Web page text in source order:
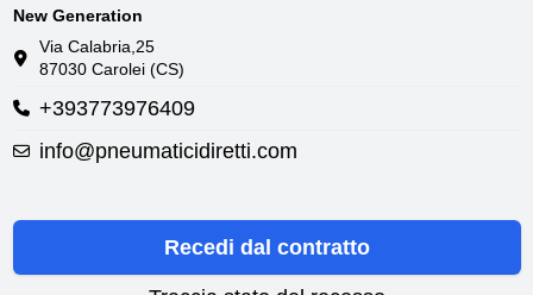
New Generation
Via Calabria,25
87030 Carolei (CS)
+393773976409
info@pneumaticidiretti.com
Recedi dal contratto